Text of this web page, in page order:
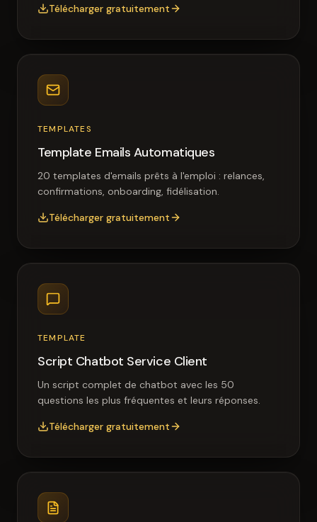
Télécharger gratuitement
TEMPLATES
Template Emails Automatiques
20 templates d'emails prêts à l'emploi : relances,
confirmations, onboarding, fidélisation.
Télécharger gratuitement
TEMPLATE
Script Chatbot Service Client
Un script complet de chatbot avec les 50
questions les plus fréquentes et leurs réponses.
Télécharger gratuitement